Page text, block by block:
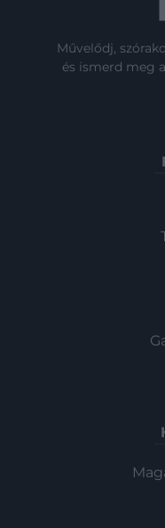
Művelődj,
és ismerd meg